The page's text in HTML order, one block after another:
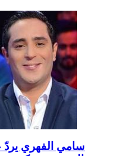
سامي الفهري يردّ